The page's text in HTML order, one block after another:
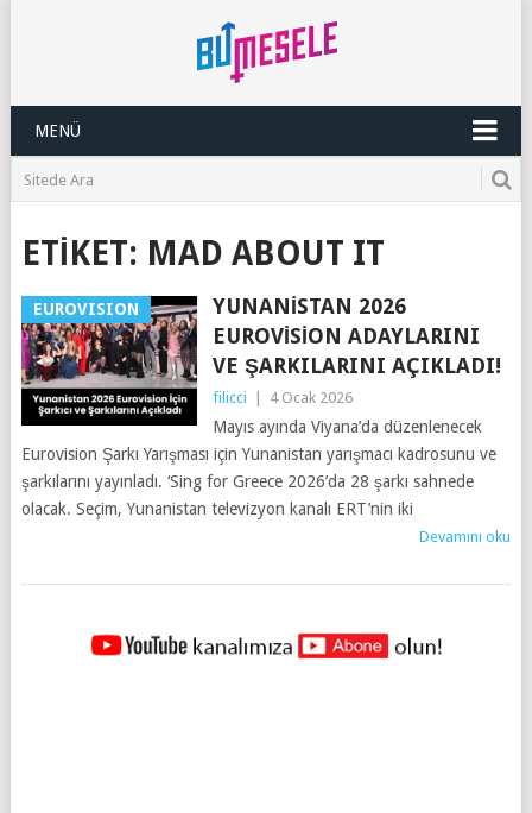
MENÜ
ETIKET: MAD ABOUT IT
EUROVISION
YUNANISTAN 2026
EUROVISION ADAYLARINI
VE ŞARKILARINI AÇIKLADI!
filicci 4 Ocak 2026
Mayıs ayında Viyana’da düzenlenecek
Eurovision Şarkı Yarışması için Yunanistan yarışmacı kadrosunu ve
şarkılarını yayınladı. ‘Sing for Greece 2026’da 28 şarkı sahnede
olacak. Seçim, Yunanistan televizyon kanalı ERT’nin iki
Devamını oku
YAZILAR